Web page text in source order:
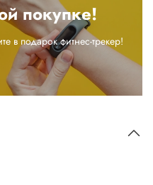
покупке!
в подарок фитнес-трекер!